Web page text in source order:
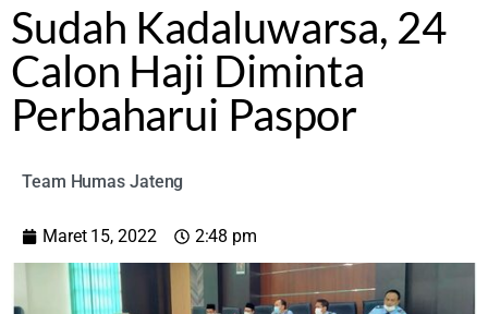
Sudah Kadaluwarsa, 24
Calon Haji Diminta
Perbaharui Paspor
Team Humas Jateng
Maret 15, 2022 2:48 pm